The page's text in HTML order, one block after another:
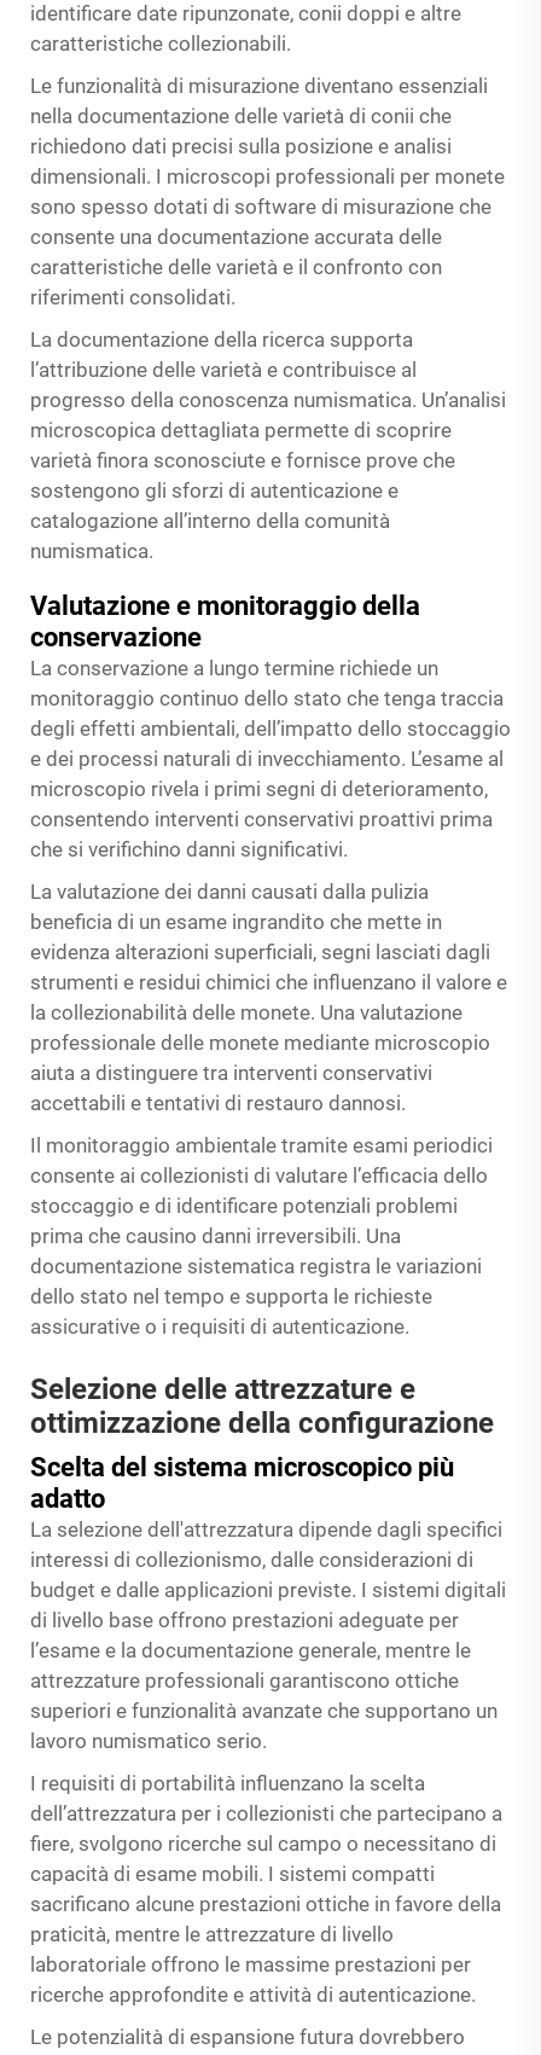
identificare date ripunzonate, conii doppi e altre
caratteristiche collezionabili.
Le funzionalità di misurazione diventano essenziali
nella documentazione delle varietà di conii che
richiedono dati precisi sulla posizione e analisi
dimensionali. I microscopi professionali per monete
sono spesso dotati di software di misurazione che
consente una documentazione accurata delle
caratteristiche delle varietà e il confronto con
riferimenti consolidati.
La documentazione della ricerca supporta
l’attribuzione delle varietà e contribuisce al
progresso della conoscenza numismatica. Un’analisi
microscopica dettagliata permette di scoprire
varietà finora sconosciute e fornisce prove che
sostengono gli sforzi di autenticazione e
catalogazione all’interno della comunità
numismatica.
Valutazione e monitoraggio della
conservazione
La conservazione a lungo termine richiede un
monitoraggio continuo dello stato che tenga traccia
degli effetti ambientali, dell’impatto dello stoccaggio
e dei processi naturali di invecchiamento. L’esame al
microscopio rivela i primi segni di deterioramento,
consentendo interventi conservativi proattivi prima
che si verifichino danni significativi.
La valutazione dei danni causati dalla pulizia
beneficia di un esame ingrandito che mette in
evidenza alterazioni superficiali, segni lasciati dagli
strumenti e residui chimici che influenzano il valore e
la collezionabilità delle monete. Una valutazione
professionale delle monete mediante microscopio
aiuta a distinguere tra interventi conservativi
accettabili e tentativi di restauro dannosi.
Il monitoraggio ambientale tramite esami periodici
consente ai collezionisti di valutare l’efficacia dello
stoccaggio e di identificare potenziali problemi
prima che causino danni irreversibili. Una
documentazione sistematica registra le variazioni
dello stato nel tempo e supporta le richieste
assicurative o i requisiti di autenticazione.
Selezione delle attrezzature e
ottimizzazione della configurazione
Scelta del sistema microscopico più
adatto
La selezione dell'attrezzatura dipende dagli specifici
interessi di collezionismo, dalle considerazioni di
budget e dalle applicazioni previste. I sistemi digitali
di livello base offrono prestazioni adeguate per
l’esame e la documentazione generale, mentre le
attrezzature professionali garantiscono ottiche
superiori e funzionalità avanzate che supportano un
lavoro numismatico serio.
I requisiti di portabilità influenzano la scelta
dell’attrezzatura per i collezionisti che partecipano a
fiere, svolgono ricerche sul campo o necessitano di
capacità di esame mobili. I sistemi compatti
sacrificano alcune prestazioni ottiche in favore della
praticità, mentre le attrezzature di livello
laboratoriale offrono le massime prestazioni per
ricerche approfondite e attività di autenticazione.
Le potenzialità di espansione futura dovrebbero